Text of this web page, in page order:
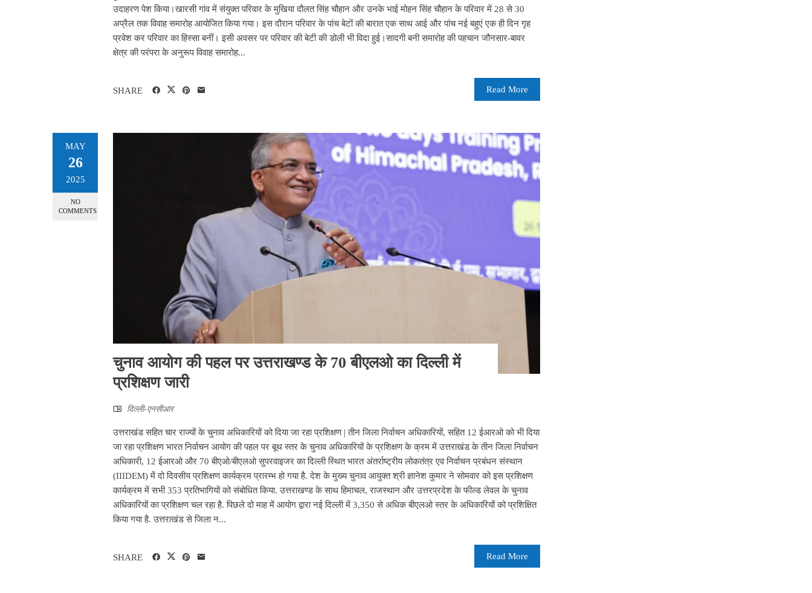
उदाहरण पेश किया।खारसी गांव में संयुक्त परिवार के मुखिया दौलत सिंह चौहान और उनके भाई मोहन सिंह चौहान के परिवार में 28 से 30
अप्रैल तक विवाह समारोह आयोजित किया गया। इस दौरान परिवार के पांच बेटों की बारात एक साथ आई और पांच नई बहुएं एक ही दिन गृह
प्रवेश कर परिवार का हिस्सा बनीं। इसी अवसर पर परिवार की बेटी की डोली भी विदा हुई।सादगी बनी समारोह की पहचान जौनसार-बावर
क्षेत्र की परंपरा के अनुरूप विवाह समारोह...
Read More
SHARE
MAY
26
2025
NO
COMMENTS
चुनाव आयोग की पहल पर उत्तराखण्ड के 70 बीएलओ का दिल्ली में
प्रशिक्षण जारी
दिल्ली-एनसीआर
उत्तराखंड सहित चार राज्यों के चुनाव अधिकारियों को दिया जा रहा प्रशिक्षण | तीन जिला निर्वाचन अधिकारियों, सहित 12 ईआरओ को भी दिया
जा रहा प्रशिक्षण भारत निर्वाचन आयोग की पहल पर बूथ स्तर के चुनाव अधिकारियों के प्रशिक्षण के क्रम में उत्तराखंड के तीन जिला निर्वाचन
अधिकारी, 12 ईआरओ और 70 बीएओ/बीएलओ सुपरवाइजर का दिल्ली स्थित भारत अंतर्राष्ट्रीय लोकतंत्र एव निर्वाचन प्रबंधन संस्थान
(IIIDEM) में दो दिवसीय प्रशिक्षण कार्यक्रम प्रारम्भ हो गया है. देश के मुख्य चुनाव आयुक्त श्री ज्ञानेश कुमार ने सोमवार को इस प्रशिक्षण
कार्यक्रम में सभी 353 प्रतिभागियों को संबोधित किया. उत्तराखण्ड के साथ हिमाचल, राजस्थान और उत्तरप्रदेश के फील्ड लेवल के चुनाव
अधिकारियों का प्रशिक्षण चल रहा है. पिछले दो माह में आयोग द्वारा नई दिल्ली में 3,350 से अधिक बीएलओ स्तर के अधिकारियों को प्रशिक्षित
किया गया है. उत्तराखंड से जिला न...
Read More
SHARE